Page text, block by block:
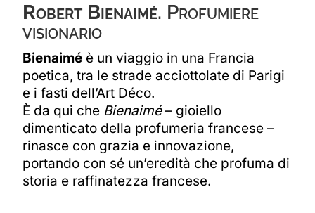
Robert Bienaimé. Profumiere
visionario
Bienaimé è un viaggio in una Francia
poetica, tra le strade acciottolate di Parigi
e i fasti dell’Art Déco.
È da qui che Bienaimé– gioiello
dimenticato della profumeria francese –
rinasce con grazia e innovazione,
portando con sé un’eredità che profuma di
storia e raffinatezza francese.